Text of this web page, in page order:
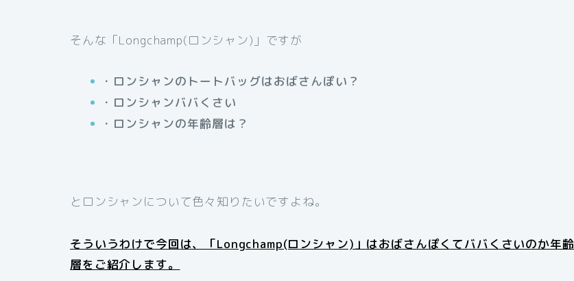
そんな「Longchamp(ロンシャン)」ですが
・ロンシャンのトートバッグはおばさんぽい？
・ロンシャンババくさい
・ロンシャンの年齢層は？
とロンシャンについて色々知りたいですよね。
そういうわけで今回は、「Longchamp(ロンシャン)」はおばさんぽくてババくさいのか年齢
層をご紹介します。